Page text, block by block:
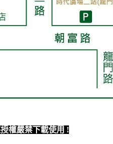
權嚴禁下載使用 !